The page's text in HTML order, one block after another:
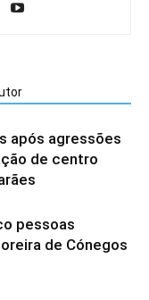
após agressões
de centro
pessoas
de Cónegos